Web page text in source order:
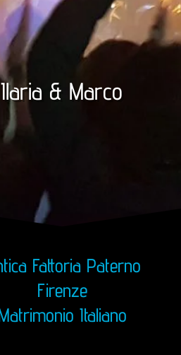
Ilaria & Marco
Fattoria Paterno
Firenze
Italiano